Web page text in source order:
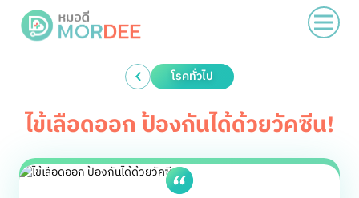
โรคทั่วไป
ไข้เลือดออก ป้องกันได้ด้วยวัคซีน!